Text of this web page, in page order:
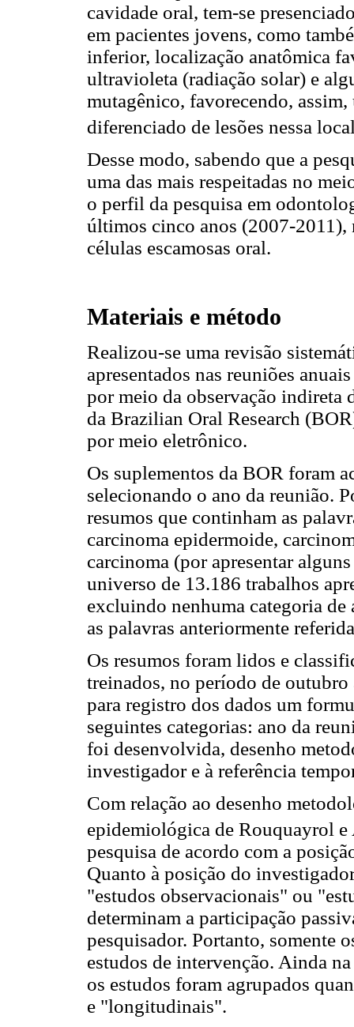
cavidade oral, tem-se
em pacientes jovens, como
inferior, localização anatômica
ultravioleta (radiação solar) e
mutagênico, favorecendo,
diferenciado de lesões nessa
Desse modo, sabendo que a
uma das mais respeitadas no
o perfil da pesquisa em
últimos cinco anos (2007-2011),
células escamosas oral.
Materiais e método
Realizou-se uma revisão
apresentados nas reuniões
por meio da observação indireta
da Brazilian Oral Research
por meio eletrônico.
Os suplementos da BOR foram
selecionando o ano da reunião.
resumos que continham as
carcinoma epidermoide,
carcinoma (por apresentar
universo de 13.186 trabalhos
excluindo nenhuma categoria de
as palavras anteriormente
Os resumos foram lidos e
treinados, no período de
para registro dos dados um
seguintes categorias: ano da
foi desenvolvida, desenho
investigador e à referência
Com relação ao desenho
epidemiológica de Rouquayrol
pesquisa de acordo com a
Quanto à posição do
"estudos observacionais" ou
determinam a participação
pesquisador. Portanto, somente
estudos de intervenção. Ainda
os estudos foram agrupados
e "longitudinais".